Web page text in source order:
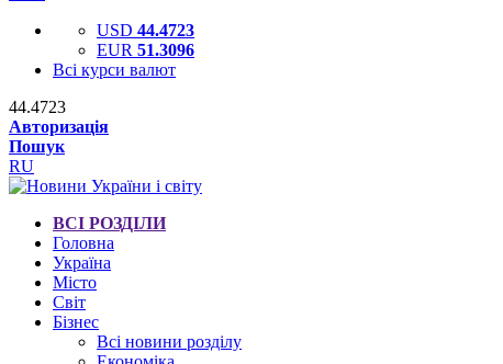
USD 44.4723
EUR 51.3096
Всі курси валют
44.4723
Авторизація
Пошук
RU
ВСІ РОЗДІЛИ
Головна
Україна
Місто
Світ
Бізнес
Всі новини розділу